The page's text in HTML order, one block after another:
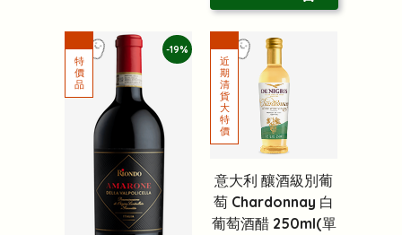
-19%
意大利 釀酒級別葡
萄 Chardonnay 白
葡萄酒醋 250ml(單